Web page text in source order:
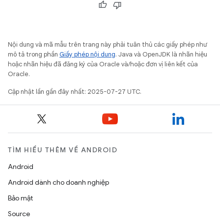
Nội dung và mã mẫu trên trang này phải tuân thủ các giấy phép như
mô tả trong phần Giấy phép nội dung. Java và OpenJDK là nhãn hiệu
hoặc nhãn hiệu đã đăng ký của Oracle và/hoặc đơn vị liên kết của
Oracle.
Cập nhật lần gần đây nhất: 2025-07-27 UTC.
TÌM HIỂU THÊM VỀ ANDROID
Android
Android dành cho doanh nghiệp
Bảo mật
Source